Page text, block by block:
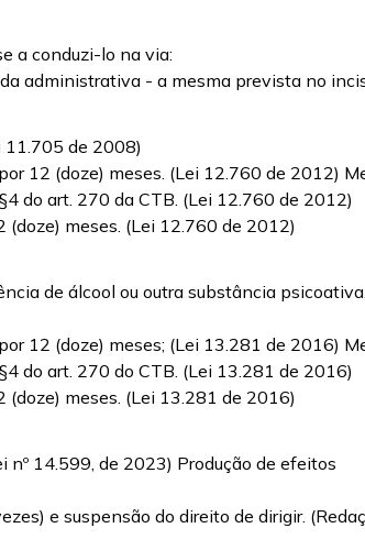
a conduzi-lo na via:
administrativa - a mesma prevista no
11.705 de 2008)
12 (doze) meses. (Lei 12.760 de 2012)
do art. 270 da CTB. (Lei 12.760 de 2012)
meses. (Lei 12.760 de 2012)
de álcool ou outra substância
12 (doze) meses; (Lei 13.281 de 2016)
do art. 270 do CTB. (Lei 13.281 de 2016)
meses. (Lei 13.281 de 2016)
14.599, de 2023) Produção de efeitos
e suspensão do direito de dirigir.